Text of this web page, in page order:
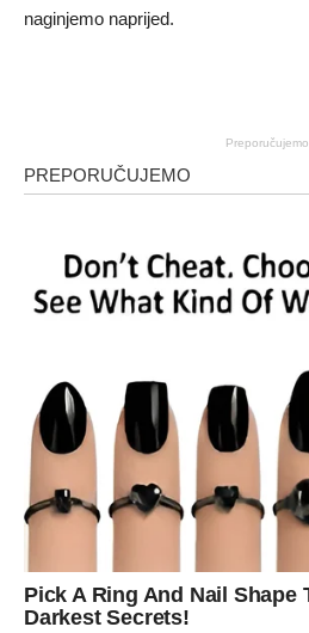
naginjemo naprijed.
Preporučujemo